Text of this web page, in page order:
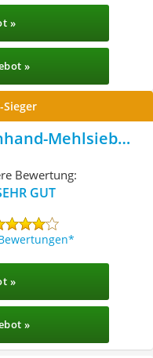
»
»
Mehlsieb
Bewertung:
GUT
»
»